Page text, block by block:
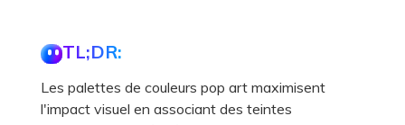
TL;DR:
Les palettes de couleurs pop art maximisent
l'impact visuel en associant des teintes